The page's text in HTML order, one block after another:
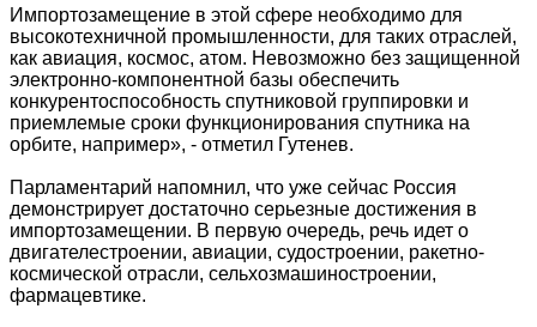
Импортозамещение в этой сфере необходимо для
высокотехничной промышленности, для таких отраслей,
как авиация, космос, атом. Невозможно без защищенной
электронно-компонентной базы обеспечить
конкурентоспособность спутниковой группировки и
приемлемые сроки функционирования спутника на
орбите, например», - отметил Гутенев.
Парламентарий напомнил, что уже сейчас Россия
демонстрирует достаточно серьезные достижения в
импортозамещении. В первую очередь, речь идет о
двигателестроении, авиации, судостроении, ракетно-
космической отрасли, сельхозмашиностроении,
фармацевтике.